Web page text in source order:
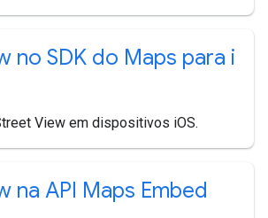
no SDK do Maps para i
View em dispositivos iOS.
na API Maps Embed